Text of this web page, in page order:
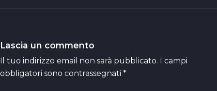
Lascia un commento
Il tuo indirizzo email non sarà pubblicato. I campi
obbligatori sono contrassegnati *